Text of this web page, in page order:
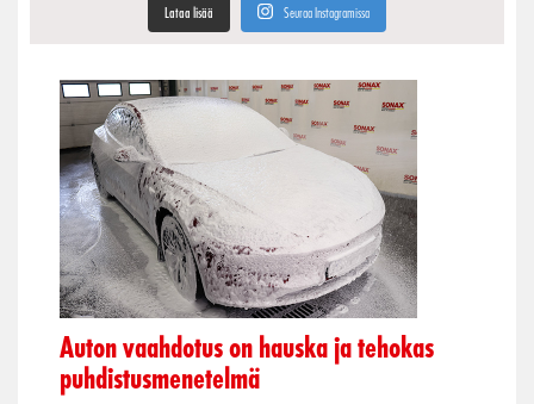
Lataa lisää Seuraa Instagramissa
Auton vaahdotus on hauska ja tehokas
puhdistusmenetelmä